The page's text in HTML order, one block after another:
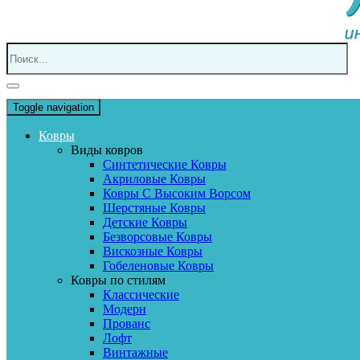
Toggle navigation
Ковры
Виды ковров
Синтетические Ковры
Акриловые Ковры
Ковры С Высоким Ворсом
Шерстяные Ковры
Детские Ковры
Безворсовые Ковры
Вискозные Ковры
Гобеленовые Ковры
Ковры по стилям
Классические
Модерн
Прованс
Лофт
Винтажные